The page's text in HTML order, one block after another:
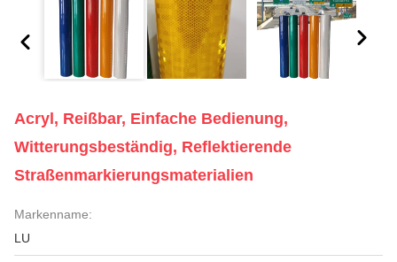
Acryl, Reißbar, Einfache Bedienung,
Witterungsbeständig, Reflektierende
Straßenmarkierungsmaterialien
Markenname:
LU